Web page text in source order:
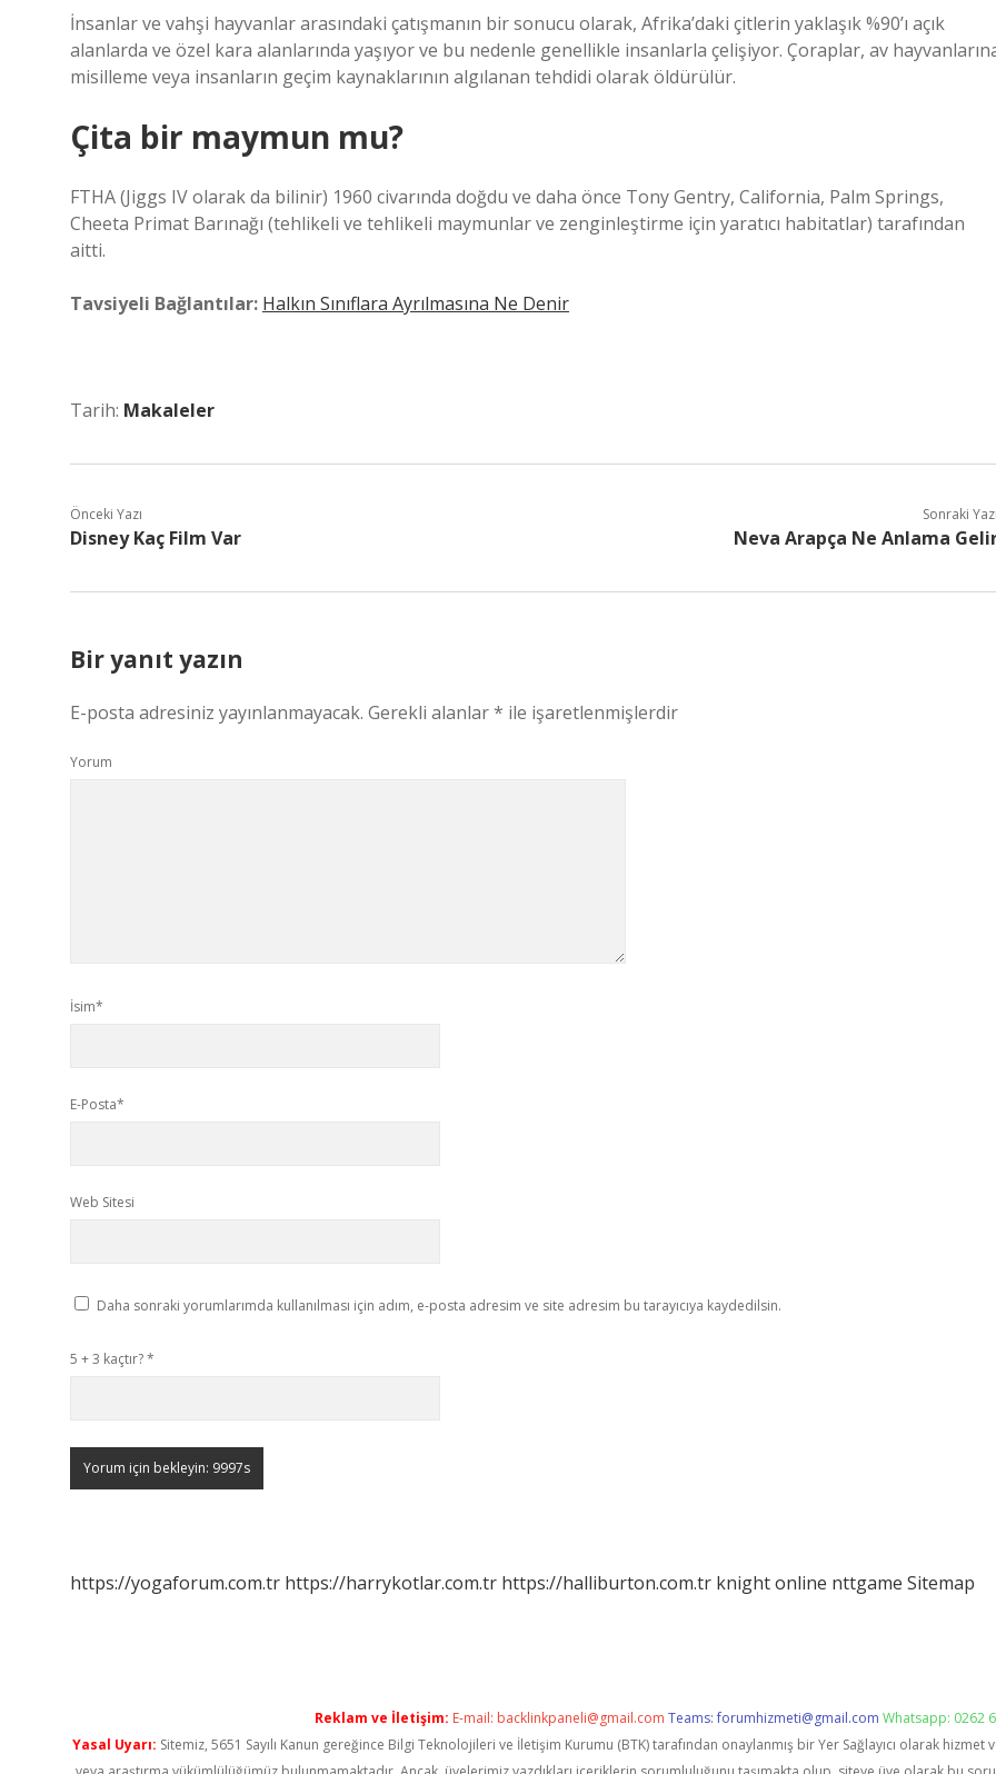
İnsanlar ve vahşi hayvanlar arasındaki çatışmanın bir sonucu olarak, Afrika’daki çitlerin yaklaşık %90’ı açık
alanlarda ve özel kara alanlarında yaşıyor ve bu nedenle genellikle insanlarla çelişiyor. Çoraplar, av
misilleme veya insanların geçim kaynaklarının algılanan tehdidi olarak öldürülür.
Çita bir maymun mu?
FTHA (Jiggs IV olarak da bilinir) 1960 civarında doğdu ve daha önce Tony Gentry, California, Palm Springs,
Cheeta Primat Barınağı (tehlikeli ve tehlikeli maymunlar ve zenginleştirme için yaratıcı habitatlar) tarafından
aitti.
Tavsiyeli Bağlantılar: Halkın Sınıflara Ayrılmasına Ne Denir
Tarih: Makaleler
Önceki Yazı
Disney Kaç Film Var
Sonraki
Neva Arapça Ne Anlama
Bir yanıt yazın
E-posta adresiniz yayınlanmayacak. Gerekli alanlar* ile işaretlenmişlerdir
Yorum
İsim*
E-Posta*
Web Sitesi
Daha sonraki yorumlarımda kullanılması için adım, e-posta adresim ve site adresim bu tarayıcıya kaydedilsin.
5 + 3 kaçtır?*
https://yogaforum.com.tr https://harrykotlar.com.tr https://halliburton.com.tr knight online nttgame Sitemap
Reklam ve İletişim: E-mail: backlinkpaneli@gmail.com Teams:forumhizmeti@gmail.com Whatsapp: 0262
Yasal Uyarı: Sitemiz, 5651 Sayılı Kanun gereğince Bilgi Teknolojileri ve İletişim Kurumu (BTK) tarafından onaylanmış bir Yer Sağlayıcı olarak